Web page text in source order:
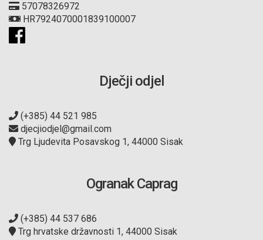
57078326972
HR7924070001839100007
Dječji odjel
(+385) 44 521 985
djecjiodjel@gmail.com
Trg Ljudevita Posavskog 1, 44000 Sisak
Ogranak Caprag
(+385) 44 537 686
Trg hrvatske državnosti 1, 44000 Sisak